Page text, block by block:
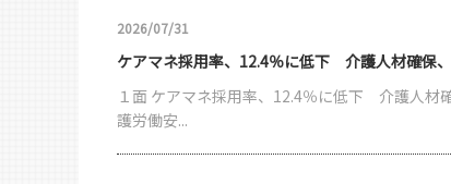
2026/07/31
ケアマネ採用率、12.4％に低下 介護人材確保
１面 ケアマネ採用率、12.4％に低下 介護人材
護労働安...